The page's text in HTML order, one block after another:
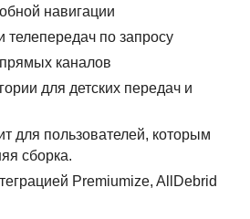
навигации
по запросу
каналов
для детских передач и
для пользователей, которым
сборка.
Premiumize, AllDebrid